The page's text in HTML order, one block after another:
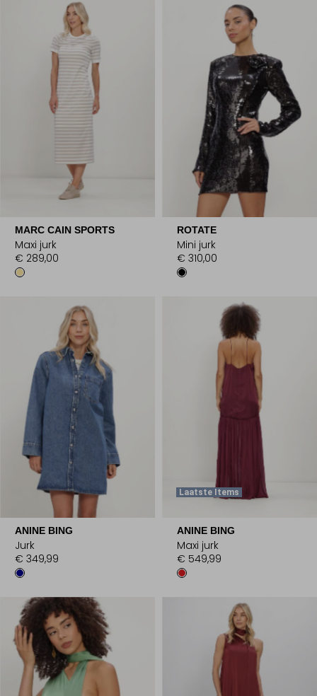
MARC CAIN SPORTS
Maxi jurk
€ 289,00
ROTATE
Mini jurk
€ 310,00
ANINE BING
Jurk
€ 349,99
Laatste Items
ANINE BING
Maxi jurk
€ 549,99